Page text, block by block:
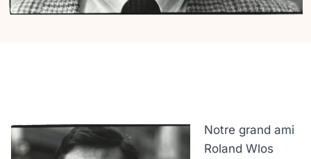
Notre grand ami
Roland Wlos